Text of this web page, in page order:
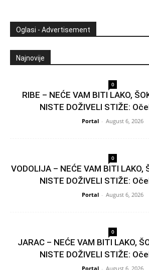
Oglasi - Advertisement
Najnovije
0
RIBE – NEĆE VAM BITI LAKO,
NISTE DOŽIVELI STIŽE:
Portal - August 6, 2026
0
VODOLIJA – NEĆE VAM BITI LAKO,
NISTE DOŽIVELI STIŽE:
Portal - August 6, 2026
0
JARAC – NEĆE VAM BITI LAKO,
NISTE DOŽIVELI STIŽE:
Portal - August 6, 2026